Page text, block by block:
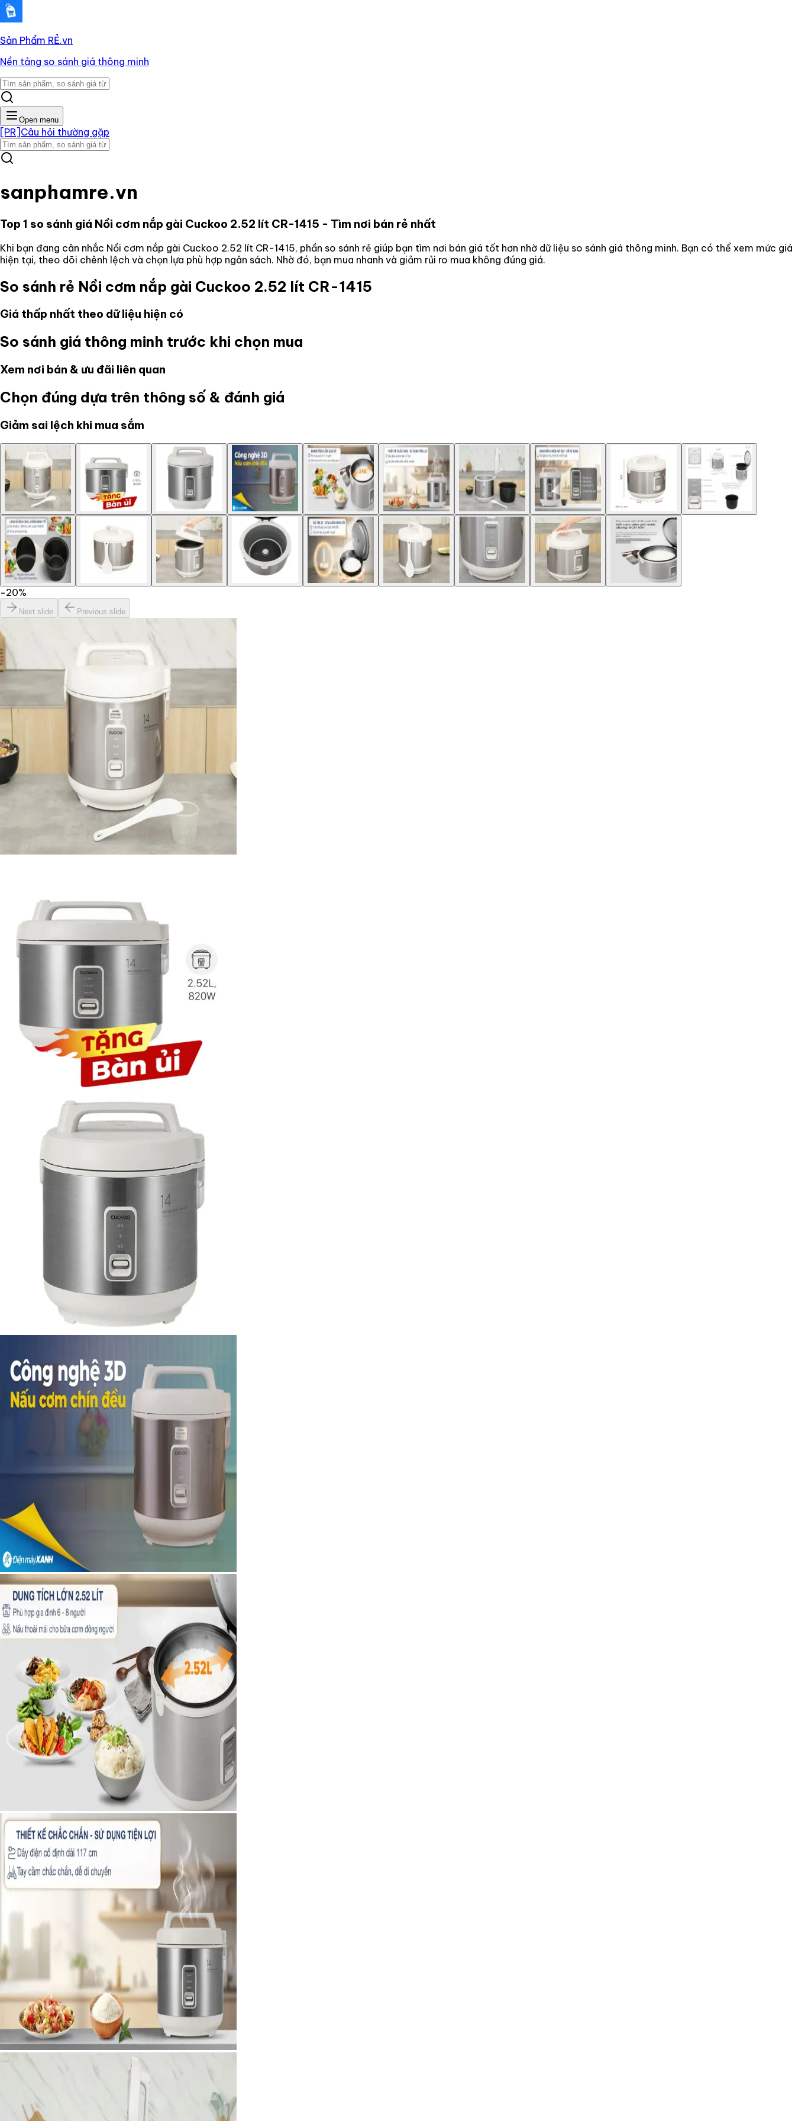
Sản Phẩm RẺ.vn
Nền tảng so sánh giá thông minh
Open menu
[PR] Câu hỏi thường gặp
sanphamre.vn
Top 1 so sánh giá Nồi cơm nắp gài Cuckoo 2.52 lít CR-1415 - Tìm nơi bán rẻ nhất
Khi bạn đang cân nhắc Nồi cơm nắp gài Cuckoo 2.52 lít CR-1415, phần so sánh rẻ giúp bạn tìm nơi bán giá tốt hơn nhờ dữ liệu so sánh giá thông minh. Bạn có thể xem mức giá
hiện tại, theo dõi chênh lệch và chọn lựa phù hợp ngân sách. Nhờ đó, bạn mua nhanh và giảm rủi ro mua không đúng giá.
So sánh rẻ Nồi cơm nắp gài Cuckoo 2.52 lít CR-1415
Giá thấp nhất theo dữ liệu hiện có
So sánh giá thông minh trước khi chọn mua
Xem nơi bán & ưu đãi liên quan
Chọn đúng dựa trên thông số & đánh giá
Giảm sai lệch khi mua sắm
−20%
Next slide Previous slide